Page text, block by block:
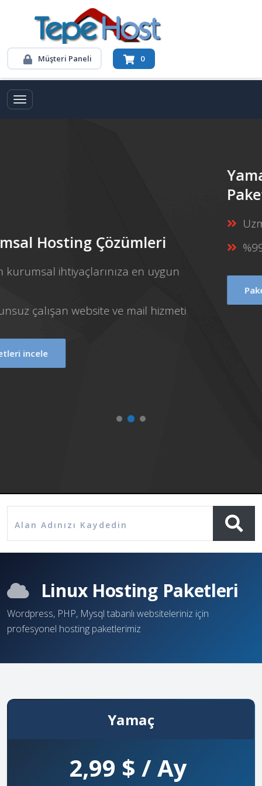
Müşteri Paneli 0
Toggle navigation
Yamaç'tan Everest'e Hosting
%99,9 Erişilebilirlik
Paketleri incele
Linux Hosting Paketleri
Wordpress, PHP, Mysql tabanlı websiteleriniz için
profesyonel hosting paketlerimiz
Yamaç
2,99 $ / Ay